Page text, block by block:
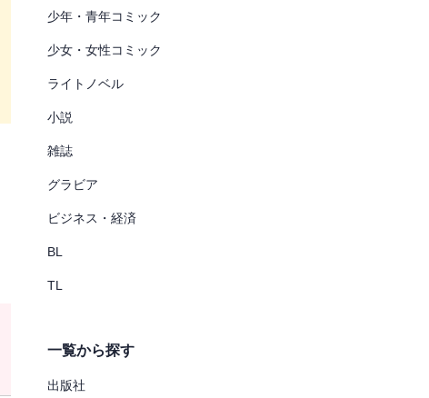
少年・青年コミック
少女・女性コミック
ライトノベル
小説
雑誌
グラビア
ビジネス・経済
BL
TL
一覧から探す
出版社